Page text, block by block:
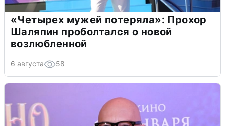
«Четырех мужей потеряла»: Прохор
Шаляпин проболтался о новой
возлюбленной
6 августа 58